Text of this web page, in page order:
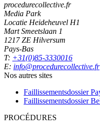
procedurecollective.fr
Media Park
Locatie Heideheuvel H1
Mart Smeetslaan 1
1217 ZE Hilversum
Pays-Bas
T: +31(0)85-3330016
E: info@procedurecollective.fr
Nos autres sites
Faillissementsdossier
Faillissementsdossier
PROCÉDURES